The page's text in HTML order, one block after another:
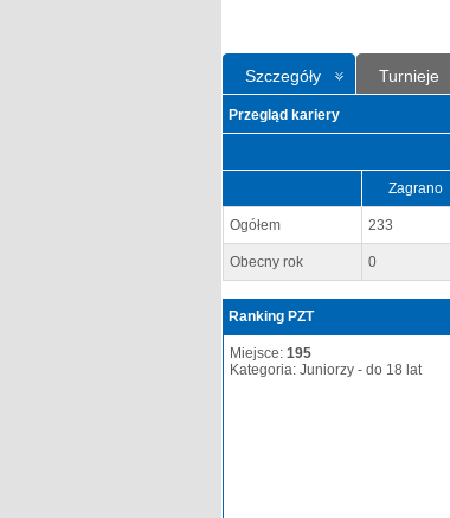
Szczegóły Turnieje
Przegląd kariery
Zagrano
Ogółem 233
Obecny rok 0
Ranking PZT
Miejsce: 195
Kategoria: Juniorzy - do 18 lat